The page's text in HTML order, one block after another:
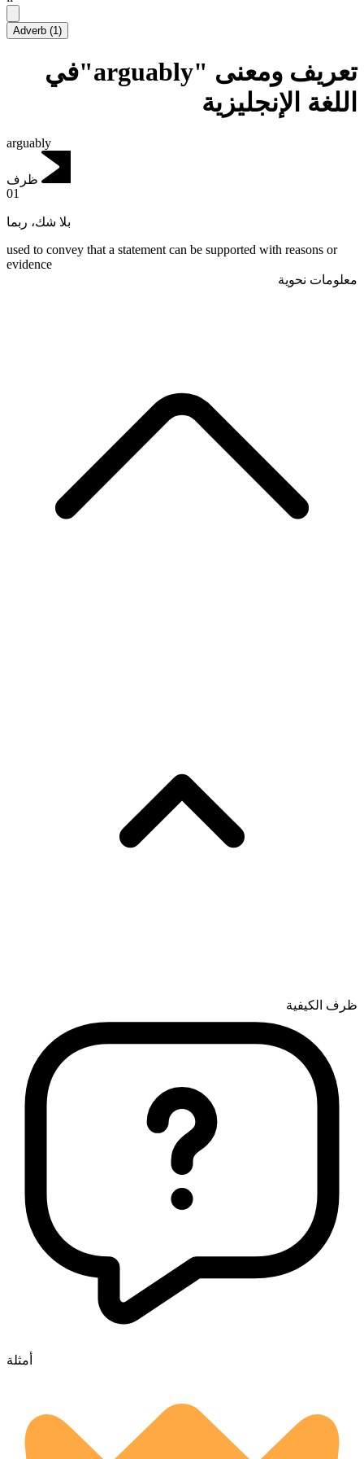
Adverb (1)
تعريف ومعنى "arguably"في
اللغة الإنجليزية
arguably
ظرف
01
بلا شك، ربما
used to convey that a statement can be supported with reasons or
evidence
معلومات نحوية
ظرف الكيفية
أمثلة